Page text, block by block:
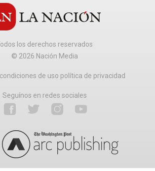
los derechos reservados
© 2026 Nación Media
de uso política de privacidad
Seguínos en redes sociales